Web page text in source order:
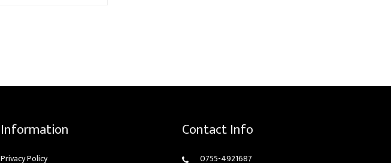
Information
Privacy Policy
Contact Info
0755-4921687